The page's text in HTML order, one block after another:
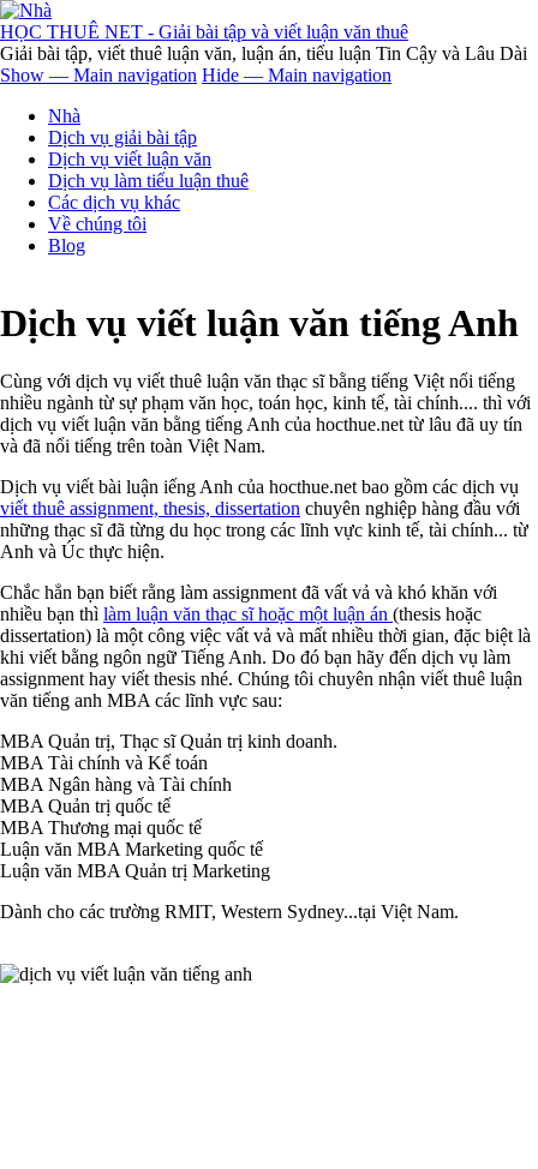
Nhảy
đến
nội
dung
HỌC THUÊ NET - Giải bài tập và viết luận văn thuê
Giải bài tập, viết thuê luận văn, luận án, tiểu luận Tin Cậy và Lâu Dài
Main
navigation
Show — Main navigation Hide — Main navigation
Nhà
Dịch vụ giải bài tập
Dịch vụ viết luận văn
Dịch vụ làm tiểu luận thuê
Các dịch vụ khác
Về chúng tôi
Blog
Dịch vụ viết luận văn tiếng Anh
​Cùng với dịch vụ viết thuê luận văn thạc sĩ bằng tiếng Việt nổi tiếng
nhiều ngành từ sự phạm văn học, toán học, kinh tế, tài chính.... thì với
dịch vụ viết luận văn bằng tiếng Anh của hocthue.net từ lâu đã uy tín
và đã nổi tiếng trên toàn Việt Nam.
Dịch vụ viết bài luận iếng Anh của hocthue.net bao gồm các dịch vụ
viết thuê assignment, thesis, dissertation chuyên nghiệp hàng đầu với
những thạc sĩ đã từng du học trong các lĩnh vực kinh tế, tài chính... từ
Anh và Úc thực hiện.
Chắc hẳn bạn biết rằng làm assignment đã vất vả và khó khăn với
nhiều bạn thì làm luận văn thạc sĩ hoặc một luận án (thesis hoặc
dissertation) là một công việc vất vả và mất nhiều thời gian, đặc biệt là
khi viết bằng ngôn ngữ Tiếng Anh. Do đó bạn hãy đến dịch vụ làm
assignment hay viết thesis nhé. Chúng tôi chuyên nhận viết thuê luận
văn tiếng anh MBA các lĩnh vực sau:
MBA Quản trị, Thạc sĩ Quản trị kinh doanh.
MBA Tài chính và Kế toán
MBA Ngân hàng và Tài chính
MBA Quản trị quốc tế
MBA Thương mại quốc tế
Luận văn MBA Marketing quốc tế
Luận văn MBA Quản trị Marketing
Dành cho các trường RMIT, Western Sydney...tại Việt Nam.